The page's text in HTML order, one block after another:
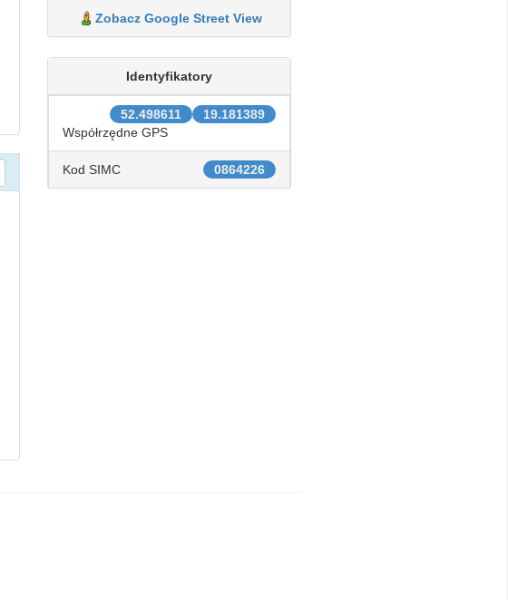
Zobacz Google Street View
Identyfikatory
19.181389
52.498611
Współrzędne GPS
0864226
Kod SIMC